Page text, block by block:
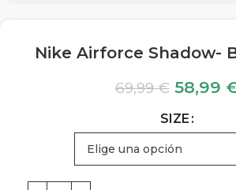
Nike Airforce Shadow-
69,99€ 58,99
SIZE